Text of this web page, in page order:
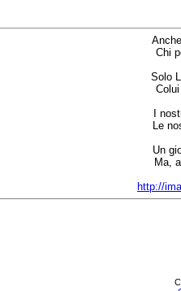
Chi
Solo
I
Le
Un
Ma,
http://